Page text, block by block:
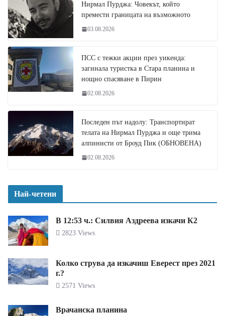
Нирмал Пурджа: Човекът, който
премести границата на възможното
03.08.2026
ПСС с тежки акции през уикенда:
загинала туристка в Стара планина и
нощно спасяване в Пирин
02.08.2026
Последен път надолу: Транспортират
телата на Нирмал Пурджа и още трима
алпинисти от Броуд Пик (ОБНОВЕНА)
02.08.2026
Най-четени
В 12:53 ч.: Силвия Аздреева изкачи К2
2823 Views
Колко струва да изкачиш Еверест през 2021
г.?
2571 Views
Врачанска планина